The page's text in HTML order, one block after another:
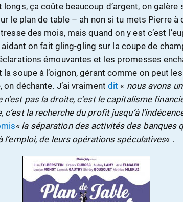
ça coûte beaucoup d’argent, on galère
le plan de table – ah non si tu mets Pierre à
des mois, mais quand on y est c’est
aidant on fait gling-gling sur la coupe de
émouvantes et les promesses
la soupe à l’oignon, gérant comme on peut
déchante. J’ai vraiment dit « nous avons
pas la droite, c’est le capitalisme
la recherche du profit jusqu’à
« la séparation des activités des banques
l’emploi, de leurs opérations spéculatives« .